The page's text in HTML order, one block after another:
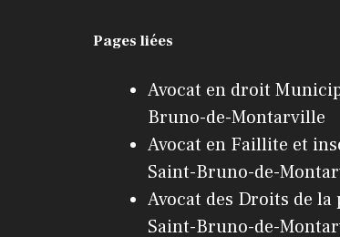
Pages liées
Avocat en droit
Bruno-de-Montarville
Avocat en Faillite et
Saint-Bruno-de-
Avocat des Droits de la
Saint-Bruno-de-